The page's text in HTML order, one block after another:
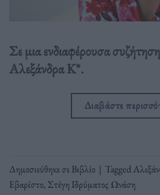
Σε μια ενδιαφέρουσα
Αλεξάνδρα Κ*.
Διαβάστε
Δημοσιεύθηκε σεΒιβλίο | Tagged
Εβαρίστο, Στέγη Ιδρύματος Ωνάση